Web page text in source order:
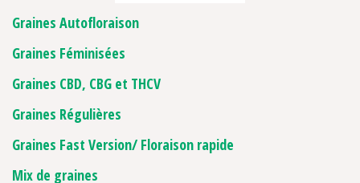
Graines Autofloraison
Graines Féminisées
Graines CBD, CBG et THCV
Graines Régulières
Graines Fast Version/ Floraison rapide
Mix de graines